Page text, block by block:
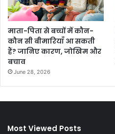
माता-पिता से बच्चों में कौन-
कौन सी बीमारियाँ आ सकती
हैं? जानिए कारण, जोखिम और
बचाव
June 28, 2026
Most Viewed Posts